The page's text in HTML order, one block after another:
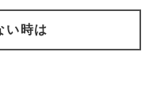
い時は